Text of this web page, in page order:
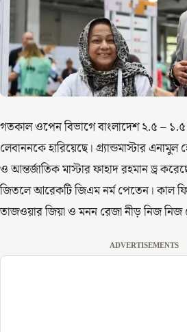
গতকাল ওপেন বিভাগে বাংলাদেশ ২.৫ –
লেবাননকে হারিয়েছে। গ্র্যান্ডমাস্টার
ও আন্তর্জাতিক মাস্টার ফাহাদ রহমান ড্র
জিতলে আরেকটি জিএম নর্ম পেতেন। কাল
তাজওয়ার জিয়া ও মনন রেজা নীড় নিজ নিজ
ADVERTISEMENTS